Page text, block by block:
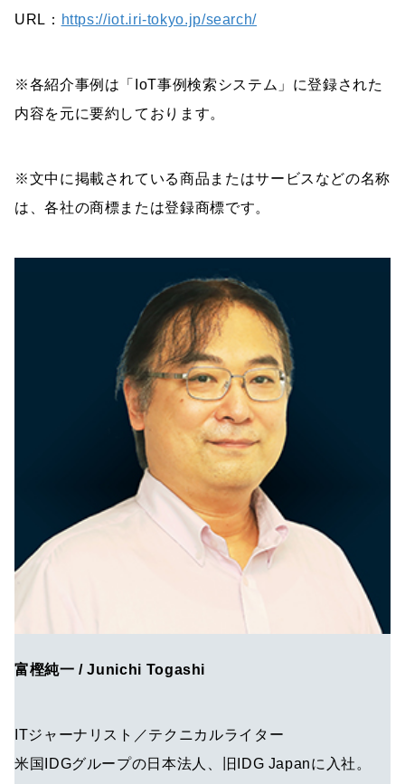
URL： https://iot.iri-tokyo.jp/search/
※各紹介事例は「IoT事例検索システム」に登録された
内容を元に要約しております。
※文中に掲載されている商品またはサービスなどの名称
は、各社の商標または登録商標です。
富樫純一 / Junichi Togashi
ITジャーナリスト／テクニカルライター
米国IDGグループの日本法人、旧IDG Japanに入社。